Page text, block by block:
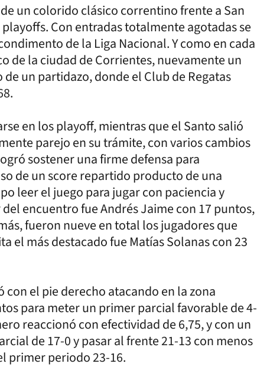
un colorido clásico correntino frente a San
Con entradas totalmente agotadas se
de la Liga Nacional. Y como en cada
de la ciudad de Corrientes, nuevamente un
un partidazo, donde el Club de Regatas
en los playoff, mientras que el Santo salió
parejo en su trámite, con varios cambios
sostener una firme defensa para
de un score repartido producto de una
leer el juego para jugar con paciencia y
encuentro fue Andrés Jaime con 17 puntos,
fueron nueve en total los jugadores que
el más destacado fue Matías Solanas con 23
el pie derecho atacando en la zona
para meter un primer parcial favorable de 4-
reaccionó con efectividad de 6,75, y con un
de 17-0 y pasar al frente 21-13 con menos
primer periodo 23-16.